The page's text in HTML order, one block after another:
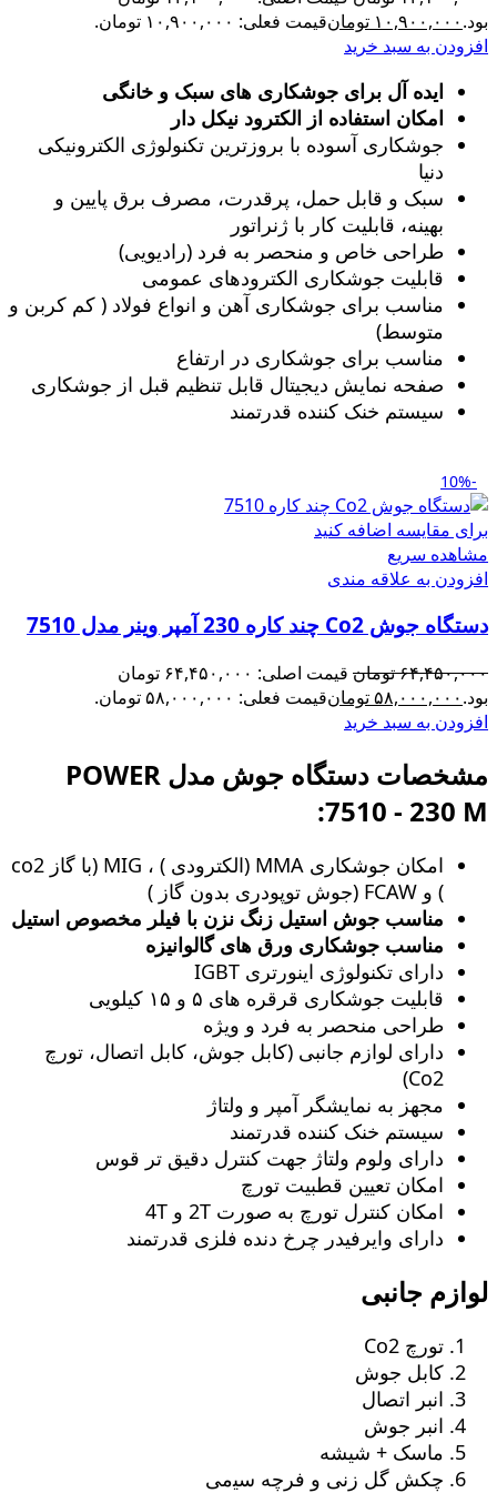
بود.۱۰,۹۰۰,۰۰۰ تومانقیمت فعلی: ۱۰,۹۰۰,۰۰۰ تومان.
افزودن به سبد خرید
ایده آل برای جوشکاری های سبک و خانگی
امکان استفاده از الکترود نیکل دار
جوشکاری آسوده با بروزترین تکنولوژی الکترونیکی
دنیا
سبک و قابل حمل، پرقدرت، مصرف برق پایین و
بهینه، قابلیت کار با ژنراتور
طراحی خاص و منحصر به فرد (رادیویی)
قابلیت جوشکاری الکترودهای عمومی
مناسب برای جوشکاری آهن و انواع فولاد ( کم کربن و
متوسط)
مناسب برای جوشکاری در ارتفاع
صفحه نمایش دیجیتال قابل تنظیم قبل از جوشکاری
سیستم خنک کننده قدرتمند
-10%
برای مقایسه اضافه کنید
مشاهده سریع
افزودن به علاقه مندی
دستگاه جوش Co2 چند کاره 230 آمپر وینر مدل 7510
۶۴,۴۵۰,۰۰۰تومان
قیمت اصلی: ۶۴,۴۵۰,۰۰۰ تومان
بود.۵۸,۰۰۰,۰۰۰تومانقیمت فعلی: ۵۸,۰۰۰,۰۰۰ تومان.
افزودن به سبد خرید
مشخصات دستگاه جوش مدل POWER
7510 - 230 M:
امکان جوشکاری MMA (الکترودی ) ، MIG (با گاز co2
) و FCAW (جوش توپودری بدون گاز )
مناسب جوش استیل زنگ‌ نزن با فیلر مخصوص استیل
مناسب جوشکاری ورق های گالوانیزه
دارای تکنولوژی اینورتری IGBT
قابلیت جوشکاری قرقره های ۵ و ۱۵ کیلویی
طراحی منحصر به فرد و ویژه
دارای لوازم جانبی (کابل جوش، کابل اتصال، تورچ
Co2)
مجهز به نمایشگر آمپر و ولتاژ
سیستم خنک کننده قدرتمند
دارای ولوم ولتاژ جهت کنترل دقیق تر قوس
امکان تعیین قطبیت تورچ
امکان کنترل تورچ به صورت 2T و 4T
دارای وایرفیدر چرخ دنده فلزی قدرتمند
لوازم جانبی
تورچ Co2
کابل جوش
انبر اتصال
انبر جوش
ماسک + شیشه
چکش گل زنی و ﻓﺮچه ﺳﯿمی